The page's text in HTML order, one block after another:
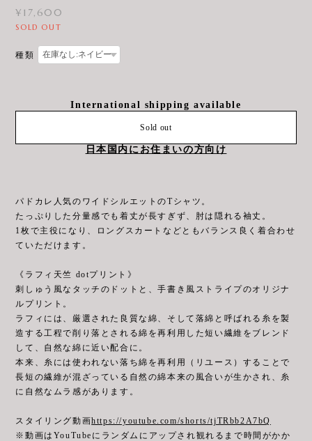
¥17,600
SOLD OUT
種類
International shipping available
Sold out
日本国内にお住まいの方向け
パドカレ人気のワイドシルエットのTシャツ。
たっぷりした分量感でも着丈が長すぎず、肘は隠れる袖丈。
1枚で主役になり、ロングスカートなどともバランス良く着合わせ
ていただけます。
《ラフィ天竺 dotプリント》
刺しゅう風なタッチのドットと、手書き風ストライプのオリジナ
ルプリント。
ラフィには、厳選された良質な綿、そして落綿と呼ばれる糸を製
造する工程で削り落とされる綿を再利用した短い繊維をブレンド
して、自然な綿に近い配合に。
本来、糸には使われない落ち綿を再利用（リユース）することで
長短の繊維が混ざっている自然の綿本来の風合いが生かされ、糸
に自然なムラ感があります。
スタイリング動画https://youtube.com/shorts/tjTRbb2A7bQ
※動画はYouTubeにランダムにアップされ観れるまで時間がかか